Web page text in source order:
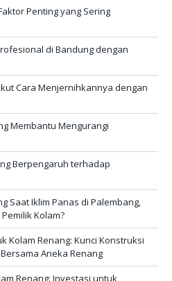
Penting yang Sering
di Bandung dengan
Cara Menjernihkannya dengan
Membantu Mengurangi
Berpengaruh terhadap
Saat Iklim Panas di Palembang,
Kolam?
Kolam Renang: Kunci Konstruksi
Aneka Renang
Renang: Investasi untuk